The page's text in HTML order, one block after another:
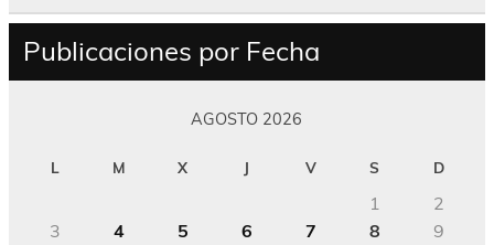
Publicaciones por Fecha
AGOSTO 2026
L M X J V S D
1
2
3
4 5 6 7 8
9